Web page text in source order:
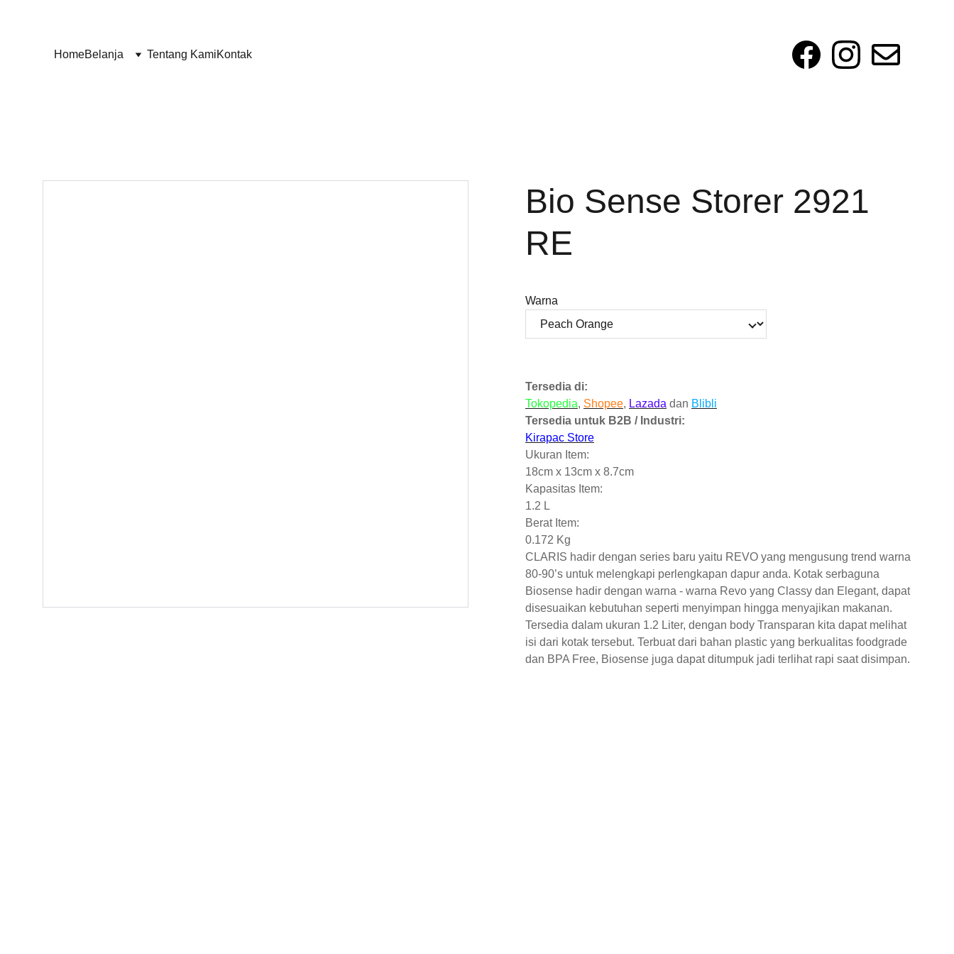
HomeBelanja Tentang KamiKontak
Bio Sense Storer 2921
RE
Warna
Tersedia di:
Tokopedia, Shopee, Lazada dan Blibli
Tersedia untuk B2B / Industri:
Kirapac Store
Ukuran Item:
18cm x 13cm x 8.7cm
Kapasitas Item:
1.2 L
Berat Item:
0.172 Kg
CLARIS hadir dengan series baru yaitu REVO yang mengusung trend warna
80-90’s untuk melengkapi perlengkapan dapur anda. Kotak serbaguna
Biosense hadir dengan warna - warna Revo yang Classy dan Elegant, dapat
disesuaikan kebutuhan seperti menyimpan hingga menyajikan makanan.
Tersedia dalam ukuran 1.2 Liter, dengan body Transparan kita dapat melihat
isi dari kotak tersebut. Terbuat dari bahan plastic yang berkualitas foodgrade
dan BPA Free, Biosense juga dapat ditumpuk jadi terlihat rapi saat disimpan.